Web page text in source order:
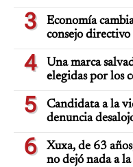
3
Economía
consejo directivo
4
Una marca
elegidas por los
5
Candidata a la
denuncia
6
Xuxa, de 63
no dejó nada a